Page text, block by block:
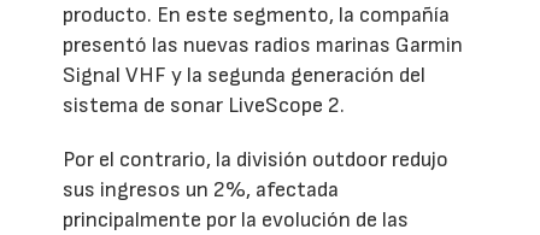
producto. En este segmento, la compañía
presentó las nuevas radios marinas Garmin
Signal VHF y la segunda generación del
sistema de sonar LiveScope 2.
Por el contrario, la división outdoor redujo
sus ingresos un 2%, afectada
principalmente por la evolución de las